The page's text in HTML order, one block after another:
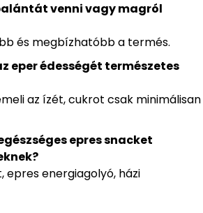
venni vagy magról
és megbízhatóbb a termés.
eper édességét természetes
az ízét, cukrot csak minimálisan
epres snacket
epres energiagolyó, házi